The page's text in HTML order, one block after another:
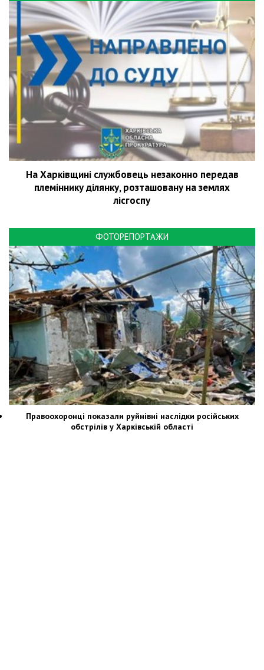
На Харківщині службовець незаконно передав
племіннику ділянку, розташовану на землях
лісгоспу
ФОТОРЕПОРТАЖИ
Правоохоронці показали руйнівні наслідки російських
обстрілів у Харківській області